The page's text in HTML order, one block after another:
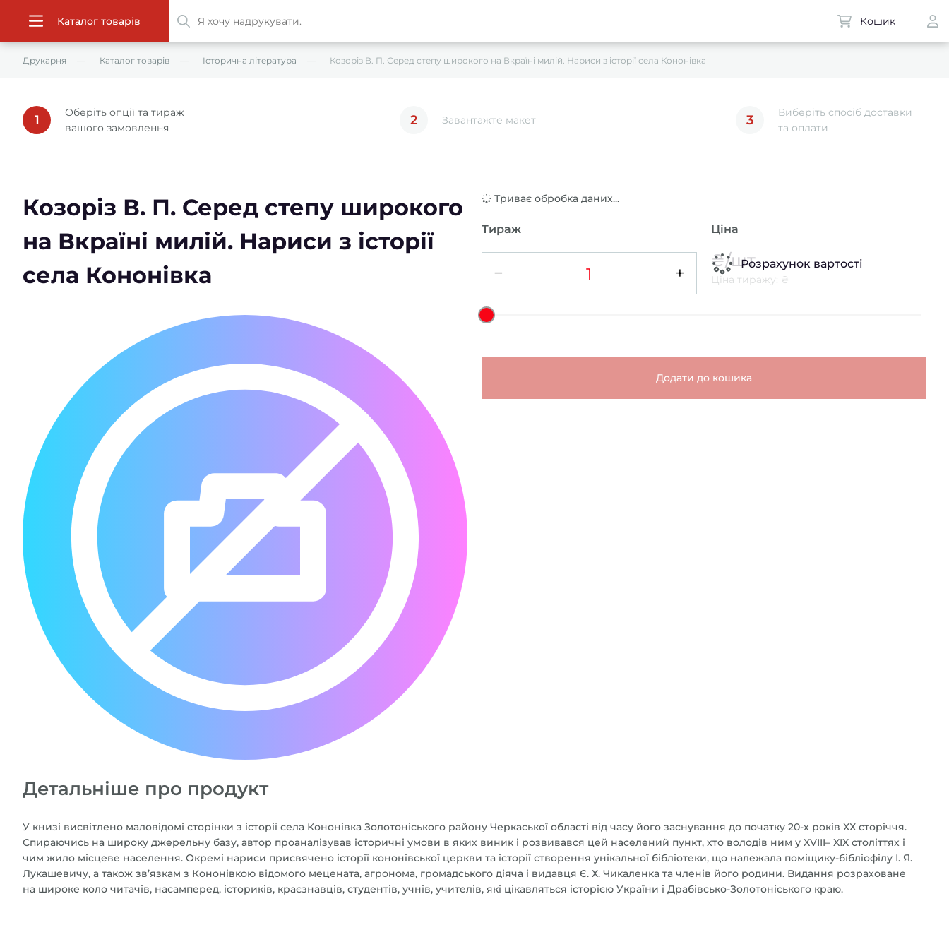
Каталог товарів Кошик
Друкарня Каталог товарів Історична література Козоріз В. П. Серед степу широкого на Вкраїні милій. Нариси з історії села Кононівка
1
Оберіть опції та тираж
вашого замовлення
2 Завантажте макет 3
Виберіть спосіб доставки
та оплати
Козоріз В. П. Серед степу широкого
на Вкраїні милій. Нариси з історії
села Кононівка
Триває обробка даних...
Тираж
− +
Ціна
Розрахунок вартості
₴/шт
Ціна тиражу: ₴
Додати до кошика
Детальніше про продукт
У книзі висвітлено маловідомі сторінки з історії села Кононівка Золотоніського району Черкаської області від часу його заснування до початку 20-х років ХХ сторіччя.
Спираючись на широку джерельну базу, автор проаналізував історичні умови в яких виник і розвивався цей населений пункт, хто володів ним у XVIII– XIX століттях і
чим жило місцеве населення. Окремі нариси присвячено історії кононівської церкви та історії створення унікальної бібліотеки, що належала поміщику-бібліофілу І. Я.
Лукашевичу, а також зв’язкам з Кононівкою відомого мецената, агронома, громадського діяча і видавця Є. Х. Чикаленка та членів його родини. Видання розраховане
на широке коло читачів, насамперед, істориків, краєзнавців, студентів, учнів, учителів, які цікавляться історією України і Драбівсько-Золотоніського краю.